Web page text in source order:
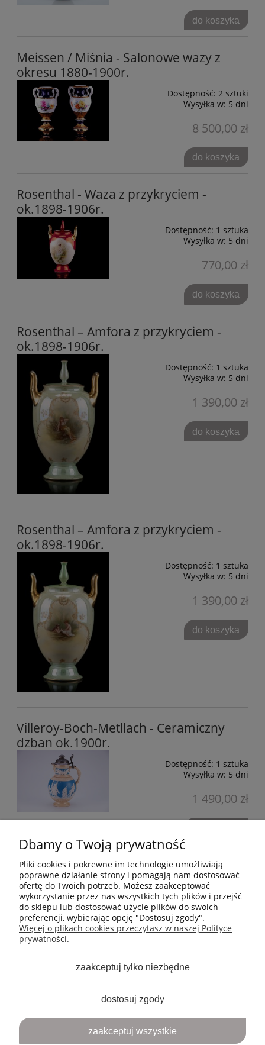
do koszyka
Meissen / Miśnia - Salonowe wazy z
okresu 1880-1900r.
Dostępność: 2 sztuki
Wysyłka w: 5 dni
8 500,00 zł
do koszyka
Rosenthal - Waza z przykryciem -
ok.1898-1906r.
Dostępność: 1 sztuka
Wysyłka w: 5 dni
770,00 zł
do koszyka
Rosenthal – Amfora z przykryciem -
ok.1898-1906r.
Dostępność: 1 sztuka
Wysyłka w: 5 dni
1 390,00 zł
do koszyka
Rosenthal – Amfora z przykryciem -
ok.1898-1906r.
Dostępność: 1 sztuka
Wysyłka w: 5 dni
1 390,00 zł
do koszyka
Villeroy-Boch-Metllach - Ceramiczny
dzban ok.1900r.
Dostępność: 1 sztuka
Wysyłka w: 5 dni
1 490,00 zł
MOJE KONTO
PŁATNOŚCI I DOSTAWA
INFORMACJE
Sklep internetowy Shoper.pl
Dbamy o Twoją prywatność
Pliki cookies i pokrewne im technologie umożliwiają
poprawne działanie strony i pomagają nam dostosować
ofertę do Twoich potrzeb. Możesz zaakceptować
wykorzystanie przez nas wszystkich tych plików i przejść
do sklepu lub dostosować użycie plików do swoich
preferencji, wybierając opcję "Dostosuj zgody".
Więcej o plikach cookies przeczytasz w naszej Polityce
prywatności.
zaakceptuj tylko niezbędne
dostosuj zgody
zaakceptuj wszystkie